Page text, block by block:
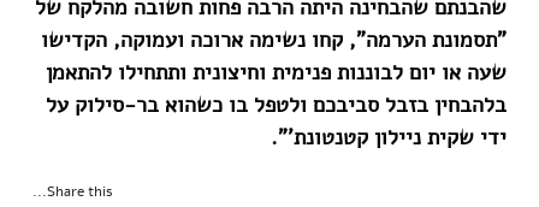
שהבנתם שהבחינה היתה הרבה פחות חשובה מהלקח של
"תסמונת הערמה", קחו נשימה ארוכה ועמוקה, הקדישו
שעה או יום לבוננות פנימית וחיצונית ותתחילו להתאמן
בלהבחין בזבל סביבכם ולטפל בו כשהוא בר-סילוק על
ידי שקית ניילון קטנטונת'".
Share this...